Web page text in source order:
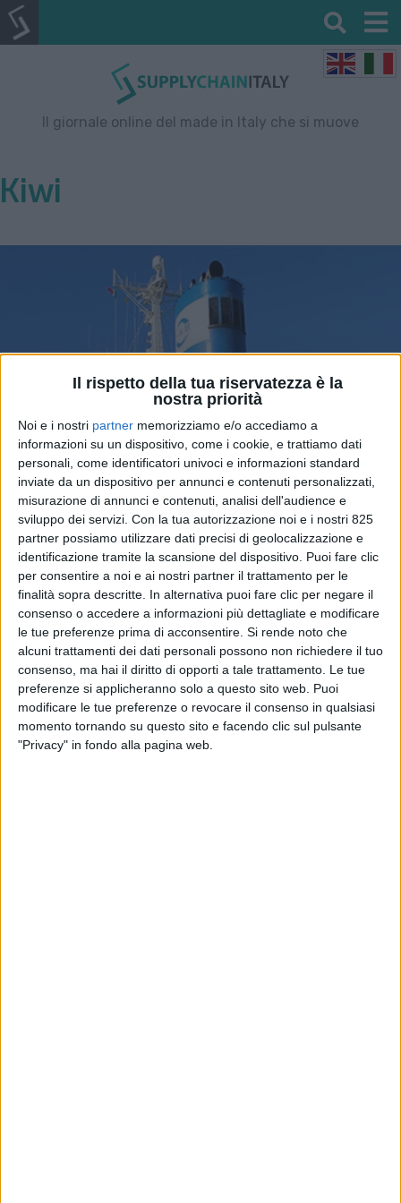
Il rispetto della tua riservatezza è la
nostra priorità
Noi e i nostri partner memorizziamo e/o accediamo a
informazioni su un dispositivo, come i cookie, e trattiamo dati
personali, come identificatori univoci e informazioni standard
inviate da un dispositivo per annunci e contenuti personalizzati,
misurazione di annunci e contenuti, analisi dell'audience e
sviluppo dei servizi. Con la tua autorizzazione noi e i nostri 825
partner possiamo utilizzare dati precisi di geolocalizzazione e
identificazione tramite la scansione del dispositivo. Puoi fare clic
per consentire a noi e ai nostri partner il trattamento per le
finalità sopra descritte. In alternativa puoi fare clic per negare il
consenso o accedere a informazioni più dettagliate e modificare
le tue preferenze prima di acconsentire. Si rende noto che
alcuni trattamenti dei dati personali possono non richiedere il tuo
consenso, ma hai il diritto di opporti a tale trattamento. Le tue
preferenze si applicheranno solo a questo sito web. Puoi
modificare le tue preferenze o revocare il consenso in qualsiasi
momento tornando su questo sito e facendo clic sul pulsante
"Privacy" in fondo alla pagina web.
Il giornale online del made in Italy che si muove
Kiwi
Primo viaggio su navi reefer
(anziché container) per i kiwi
italiani diretti in Cina
NOTIZIE E INTERVISTE IN EVIDENZA 5 GENNAIO 2023